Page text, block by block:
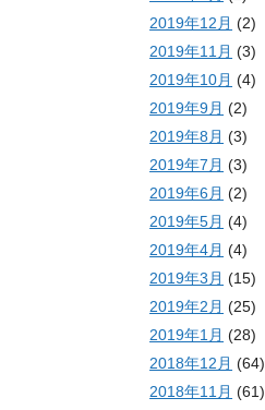
2019年12月 (2)
2019年11月 (3)
2019年10月 (4)
2019年9月 (2)
2019年8月 (3)
2019年7月 (3)
2019年6月 (2)
2019年5月 (4)
2019年4月 (4)
2019年3月 (15)
2019年2月 (25)
2019年1月 (28)
2018年12月 (64)
2018年11月 (61)